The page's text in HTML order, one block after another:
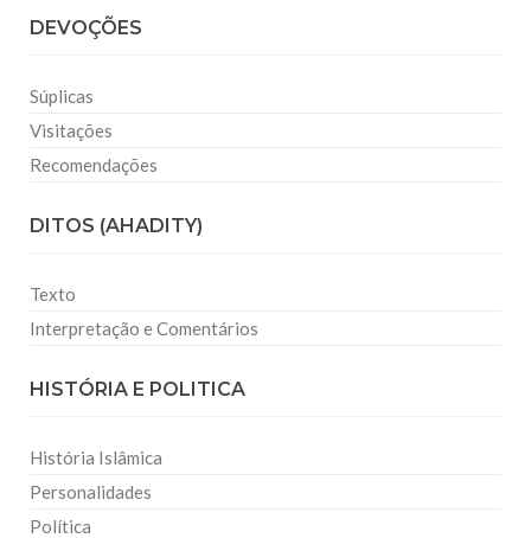
DEVOÇÕES
Súplicas
Visitações
Recomendações
DITOS (AHADITY)
Texto
Interpretação e Comentários
HISTÓRIA E POLITICA
História Islâmica
Personalidades
Política